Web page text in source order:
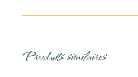
Produits similaires